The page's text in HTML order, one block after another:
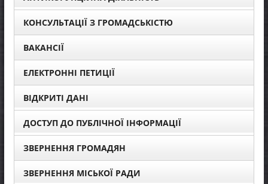
КОНСУЛЬТАЦІЇ З ГРОМАДСЬКІСТЮ
ВАКАНСІЇ
ЕЛЕКТРОННІ ПЕТИЦІЇ
ВІДКРИТІ ДАНІ
ДОСТУП ДО ПУБЛІЧНОЇ ІНФОРМАЦІЇ
ЗВЕРНЕННЯ ГРОМАДЯН
ЗВЕРНЕННЯ МІСЬКОЇ РАДИ